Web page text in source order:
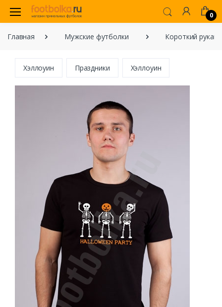
0
Главная Мужские футболки Короткий рукав
Хэллоуин Праздники Хэллоуин